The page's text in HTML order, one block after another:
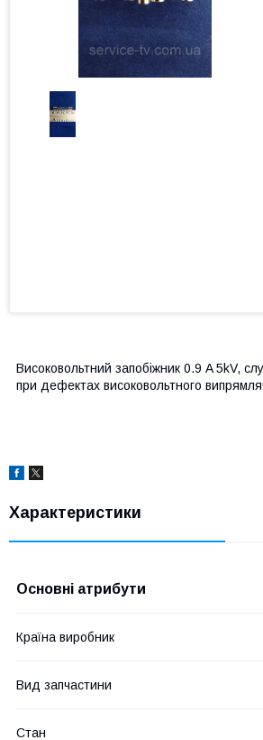
Високовольтний запобіжник 0.9 A 5kV,
при дефектах високовольтного
Характеристики
Основні атрибути
Країна виробник
Вид запчастини
Стан